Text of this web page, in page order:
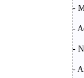
-
-
-
-